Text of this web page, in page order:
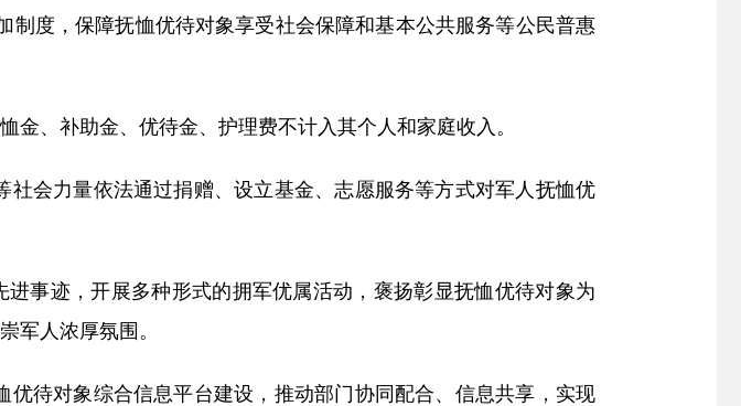
度，保障抚恤优待对象享受社会保障和基本公共服务等公民普惠
、补助金、优待金、护理费不计入其个人和家庭收入。
会力量依法通过捐赠、设立基金、志愿服务等方式对军人抚恤优
事迹，开展多种形式的拥军优属活动，褒扬彰显抚恤优待对象为
军人浓厚氛围。
待对象综合信息平台建设，推动部门协同配合、信息共享，实现